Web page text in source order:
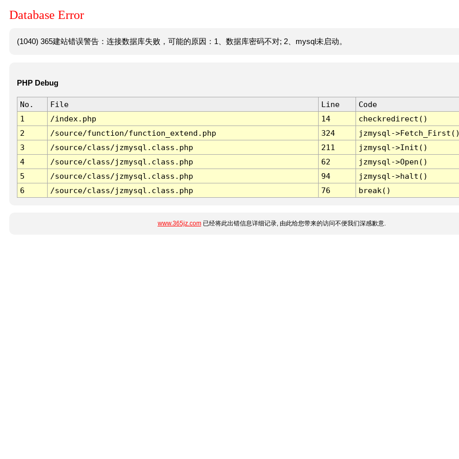
Database Error
(1040) 365建站错误警告：连接数据库失败，可能的原因：1、数据库密码不对; 2、mysql未启动。
PHP Debug
No. File Line
Code
1
/index.php 14
checkredirect()
2
/source/function/function_extend.php 324
jzmysql-
3
/source/class/jzmysql.class.php 211
jzmysql->Init()
4
/source/class/jzmysql.class.php 62
jzmysql->Open()
5
/source/class/jzmysql.class.php 94
jzmysql->halt()
6
/source/class/jzmysql.class.php 76 break()
www.365jz.com已经将此出错信息详细记录, 由此给您带来的访问不便我们深感歉意.